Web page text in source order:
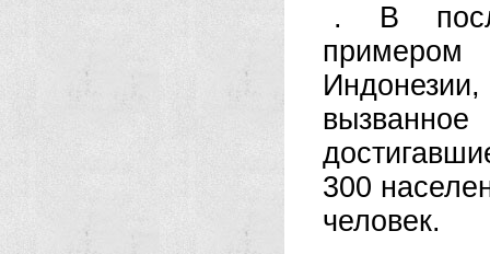
. В
примером
300
человек.